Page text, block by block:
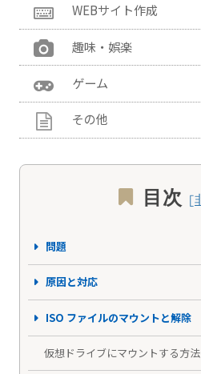
WEBサイト作成
趣味・娯楽
ゲーム
その他
目次
問題
原因と対応
ISO ファイルのマウントと解除
仮想ドライブにマウントする方法